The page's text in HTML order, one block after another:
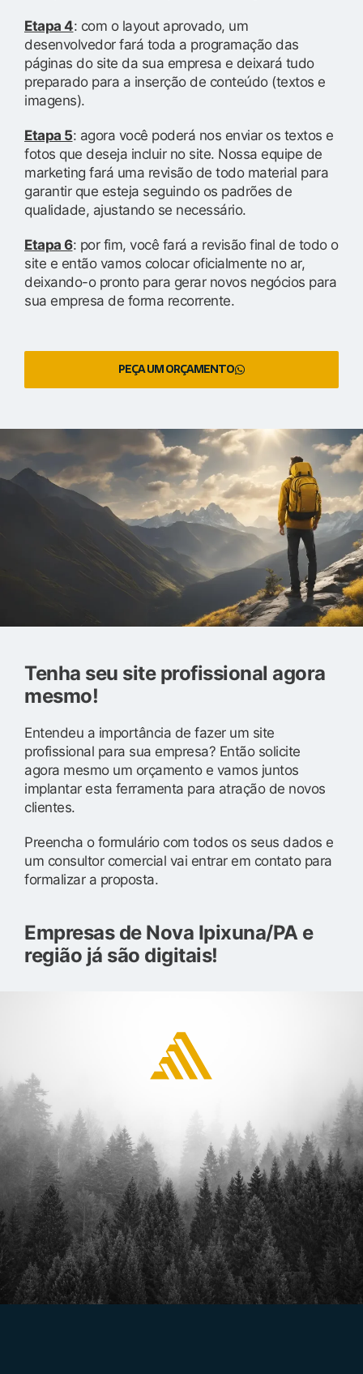
Etapa 4: com o layout aprovado, um
desenvolvedor fará toda a programação das
páginas do site da sua empresa e deixará tudo
preparado para a inserção de conteúdo (textos e
imagens).
Etapa 5: agora você poderá nos enviar os textos e
fotos que deseja incluir no site. Nossa equipe de
marketing fará uma revisão de todo material para
garantir que esteja seguindo os padrões de
qualidade, ajustando se necessário.
Etapa 6: por fim, você fará a revisão final de todo o
site e então vamos colocar oficialmente no ar,
deixando-o pronto para gerar novos negócios para
sua empresa de forma recorrente.
PEÇA UM ORÇAMENTO
Tenha seu site profissional agora
mesmo!
Entendeu a importância de fazer um site
profissional para sua empresa? Então solicite
agora mesmo um orçamento e vamos juntos
implantar esta ferramenta para atração de novos
clientes.
Preencha o formulário com todos os seus dados e
um consultor comercial vai entrar em contato para
formalizar a proposta.
Empresas de Nova Ipixuna/PA e
região já são digitais!